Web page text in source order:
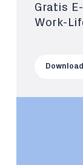
Gratis
Work-